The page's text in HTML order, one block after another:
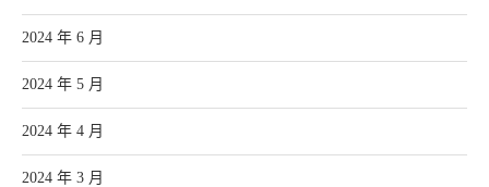
2024 年 6 月
2024 年 5 月
2024 年 4 月
2024 年 3 月